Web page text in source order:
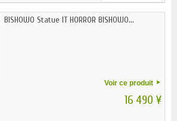
BISHOUJO Statue IT HORROR BISHOUJO...
Voir ce produit
16 490 ¥